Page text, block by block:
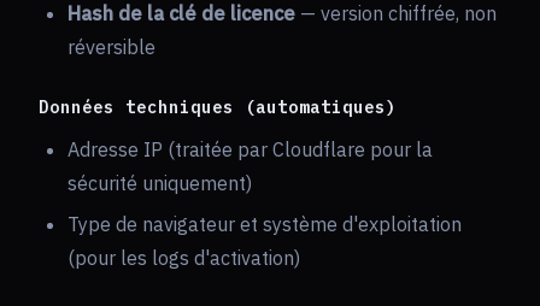
Hash de la clé de licence — version chiffrée, non
réversible
Données techniques (automatiques)
Adresse IP (traitée par Cloudflare pour la
sécurité uniquement)
Type de navigateur et système d'exploitation
(pour les logs d'activation)